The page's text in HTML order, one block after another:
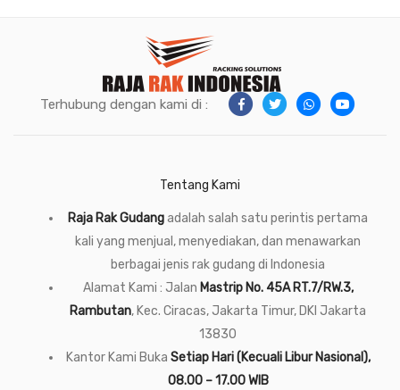
Terhubung dengan kami di :
Tentang Kami
Raja Rak Gudangadalah salah satu perintis pertama
kali yang menjual, menyediakan, dan menawarkan
berbagai jenis rak gudang di Indonesia
Alamat Kami : Jalan Mastrip No. 45A RT.7/RW.3,
Rambutan, Kec. Ciracas, Jakarta Timur, DKI Jakarta
13830
Kantor Kami Buka Setiap Hari (Kecuali Libur Nasional),
08.00 – 17.00 WIB